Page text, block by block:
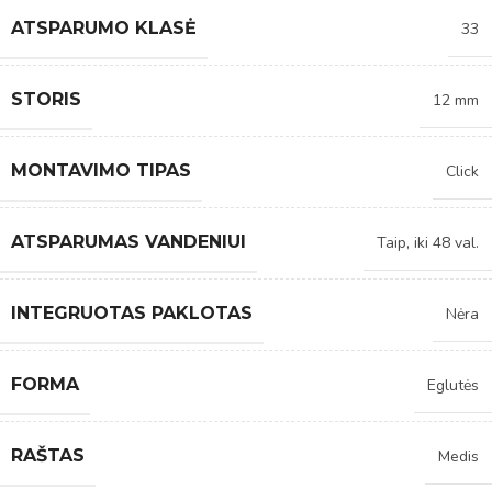
ATSPARUMO KLASĖ 33
STORIS 12 mm
MONTAVIMO TIPAS Click
ATSPARUMAS VANDENIUI Taip, iki 48 val.
INTEGRUOTAS PAKLOTAS Nėra
FORMA Eglutės
RAŠTAS Medis